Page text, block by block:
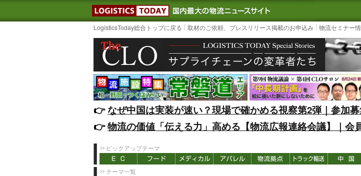
LOGISTICS TODAY｜国内最大の物流ニュースサイト
3PL, SCM
LogisticsToday総合トップに戻る 取材のご依頼、プレスリリース掲載のお申込み 物流セミナー
👉️なぜ中国は実装が速い？現場で確かめる視察第2弾｜参加
👉️物流の価値「伝える力」高める【物流広報連絡会議】｜会
ピックアップテーマ
テーマ一覧